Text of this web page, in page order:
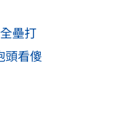
壘打
頭看傻